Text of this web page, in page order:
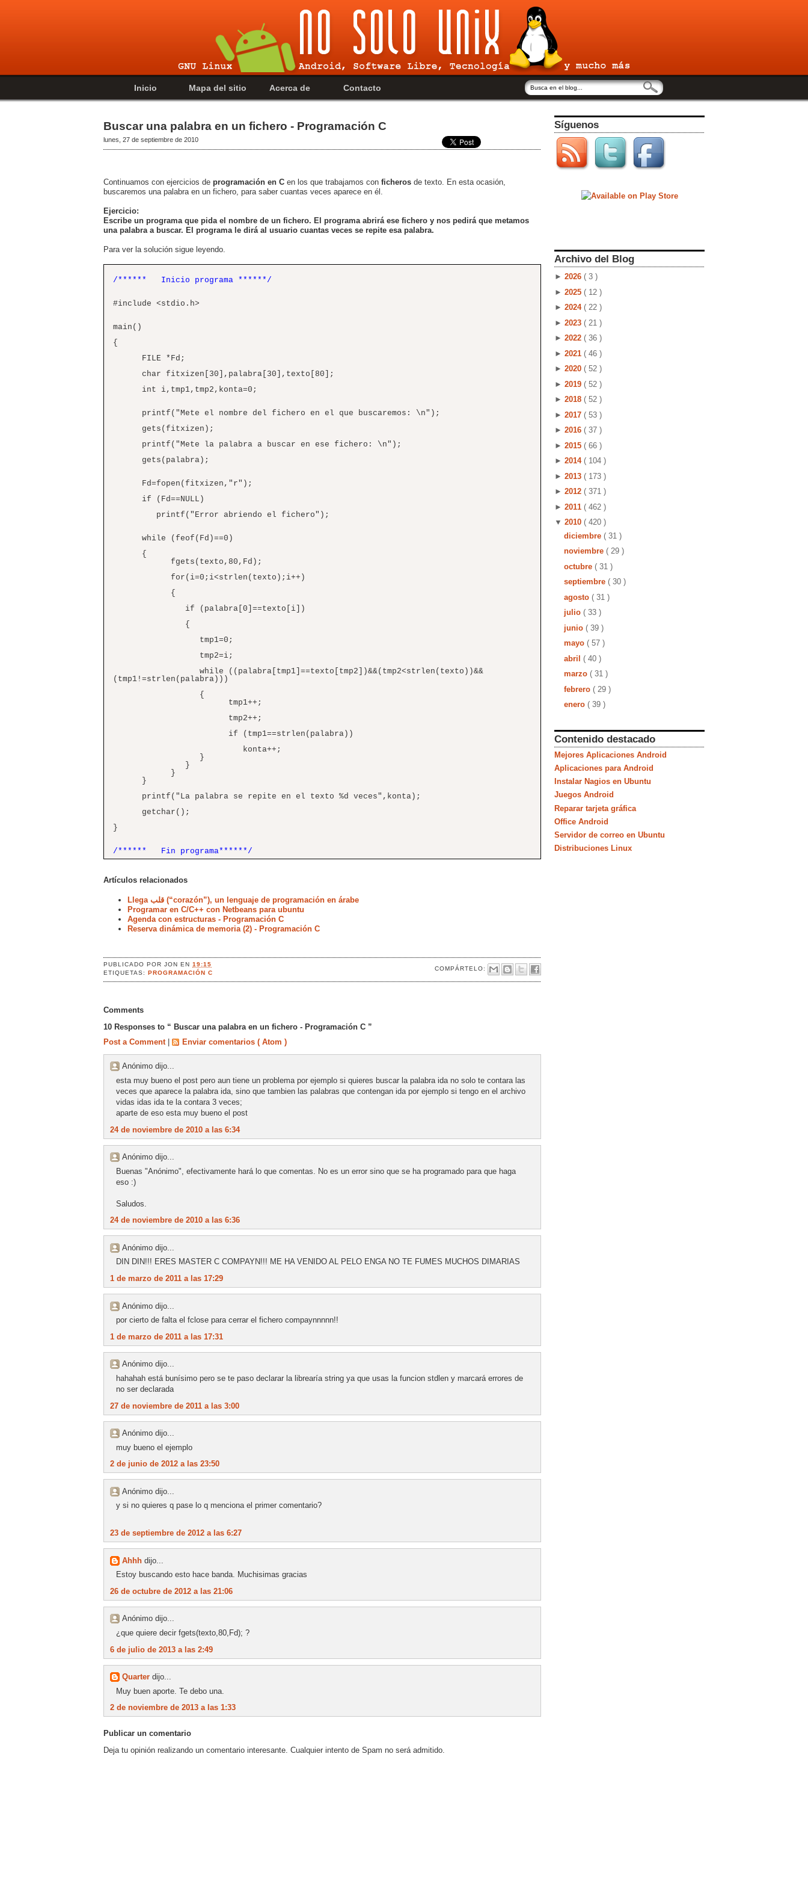
Inicio Mapa del sitio Acerca de Contacto
Buscar una palabra en un fichero - Programación C
lunes, 27 de septiembre de 2010
Continuamos con ejercicios de programación en C en los que trabajamos con ficheros de texto. En esta ocasión,
buscaremos una palabra en un fichero, para saber cuantas veces aparece en él.
Ejercicio:
Escribe un programa que pida el nombre de un fichero. El programa abrirá ese fichero y nos pedirá que metamos
una palabra a buscar. El programa le dirá al usuario cuantas veces se repite esa palabra.
Para ver la solución sigue leyendo.
/****** Inicio programa ******/
#include <stdio.h>
main()
{
FILE *Fd;
char fitxizen[30],palabra[30],texto[80];
int i,tmp1,tmp2,konta=0;
printf("Mete el nombre del fichero en el que buscaremos: \n");
gets(fitxizen);
printf("Mete la palabra a buscar en ese fichero: \n");
gets(palabra);
Fd=fopen(fitxizen,"r");
if (Fd==NULL)
printf("Error abriendo el fichero");
while (feof(Fd)==0)
{
fgets(texto,80,Fd);
for(i=0;i<strlen(texto);i++)
{
if (palabra[0]==texto[i])
{
tmp1=0;
tmp2=i;
while ((palabra[tmp1]==texto[tmp2])&&(tmp2<strlen(texto))&&
(tmp1!=strlen(palabra)))
{
tmp1++;
tmp2++;
if (tmp1==strlen(palabra))
konta++;
}
}
}
}
printf("La palabra se repite en el texto %d veces",konta);
getchar();
}
/****** Fin programa******/
Artículos relacionados
Llega قلب (“corazón”), un lenguaje de programación en árabe
Programar en C/C++ con Netbeans para ubuntu
Agenda con estructuras - Programación C
Reserva dinámica de memoria (2) - Programación C
PUBLICADO PORJONEN19:15
COMPÁRTELO:
ETIQUETAS:PROGRAMACIÓN C
Comments
10 Responses to “ Buscar una palabra en un fichero - Programación C ”
Post a Comment
Enviar comentarios ( Atom )
Anónimo dijo...
esta muy bueno el post pero aun tiene un problema por ejemplo si quieres buscar la palabra ida no solo te contara las
veces que aparece la palabra ida, sino que tambien las palabras que contengan ida por ejemplo si tengo en el archivo
vidas idas ida te la contara 3 veces;
aparte de eso esta muy bueno el post
24 de noviembre de 2010 a las 6:34
Anónimo dijo...
Buenas "Anónimo", efectivamente hará lo que comentas. No es un error sino que se ha programado para que haga
eso :)
Saludos.
24 de noviembre de 2010 a las 6:36
Anónimo dijo...
DIN DIN!!! ERES MASTER C COMPAYN!!! ME HA VENIDO AL PELO ENGA NO TE FUMES MUCHOS DIMARIAS
1 de marzo de 2011 a las 17:29
Anónimo dijo...
por cierto de falta el fclose para cerrar el fichero compaynnnnn!!
1 de marzo de 2011 a las 17:31
Anónimo dijo...
hahahah está bunísimo pero se te paso declarar la librearía string ya que usas la funcion stdlen y marcará errores de
no ser declarada
27 de noviembre de 2011 a las 3:00
Anónimo dijo...
muy bueno el ejemplo
2 de junio de 2012 a las 23:50
Anónimo dijo...
y si no quieres q pase lo q menciona el primer comentario?
23 de septiembre de 2012 a las 6:27
Ahhh dijo...
Estoy buscando esto hace banda. Muchisimas gracias
26 de octubre de 2012 a las 21:06
Anónimo dijo...
¿que quiere decir fgets(texto,80,Fd); ?
6 de julio de 2013 a las 2:49
Quarter dijo...
Muy buen aporte. Te debo una.
2 de noviembre de 2013 a las 1:33
Publicar un comentario
Deja tu opinión realizando un comentario interesante. Cualquier intento de Spam no será admitido.
Síguenos
Archivo del Blog
► 2026 ( 3 )
► 2025 ( 12 )
► 2024 ( 22 )
► 2023 ( 21 )
► 2022 ( 36 )
► 2021 ( 46 )
► 2020 ( 52 )
► 2019 ( 52 )
► 2018 ( 52 )
► 2017 ( 53 )
► 2016 ( 37 )
► 2015 ( 66 )
► 2014 ( 104 )
► 2013 ( 173 )
► 2012 ( 371 )
► 2011 ( 462 )
▼ 2010 ( 420 )
diciembre ( 31 )
noviembre ( 29 )
octubre ( 31 )
septiembre ( 30 )
agosto ( 31 )
julio ( 33 )
junio ( 39 )
mayo ( 57 )
abril ( 40 )
marzo ( 31 )
febrero ( 29 )
enero ( 39 )
Contenido destacado
Mejores Aplicaciones Android
Aplicaciones para Android
Instalar Nagios en Ubuntu
Juegos Android
Reparar tarjeta gráfica
Office Android
Servidor de correo en Ubuntu
Distribuciones Linux